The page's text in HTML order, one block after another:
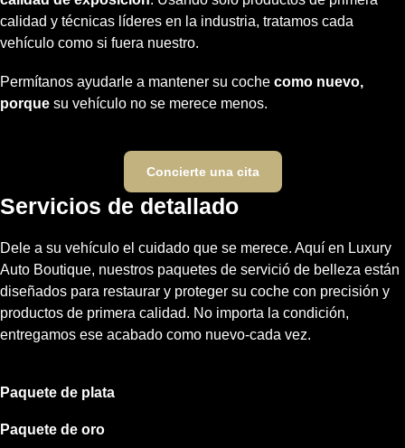
calidad y técnicas líderes en la industria, tratamos cada
vehículo como si fuera nuestro.
Permítanos ayudarle a mantener su coche como nuevo,
porque su vehículo no se merece menos.
Concierte una cita
Servicios de detallado
Dele a su vehículo el cuidado que se merece. Aquí en Luxury
Auto Boutique, nuestros paquetes de servició de belleza están
diseñados para restaurar y proteger su coche con precisión y
productos de primera calidad. No importa la condición,
entregamos ese acabado como nuevo-cada vez.
Paquete de plata
Paquete de oro